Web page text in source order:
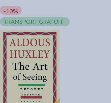
-10%
TRANSPORT GRATUIT